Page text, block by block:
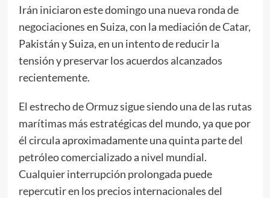
Irán iniciaron este domingo una nueva ronda de
negociaciones en Suiza, con la mediación de Catar,
Pakistán y Suiza, en un intento de reducir la
tensión y preservar los acuerdos alcanzados
recientemente.
El estrecho de Ormuz sigue siendo una de las rutas
marítimas más estratégicas del mundo, ya que por
él circula aproximadamente una quinta parte del
petróleo comercializado a nivel mundial.
Cualquier interrupción prolongada puede
repercutir en los precios internacionales del